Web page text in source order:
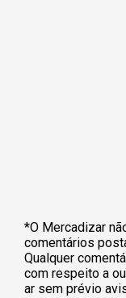
*O Mercadizar
comentários
Qualquer
com respeito a
ar sem prévio